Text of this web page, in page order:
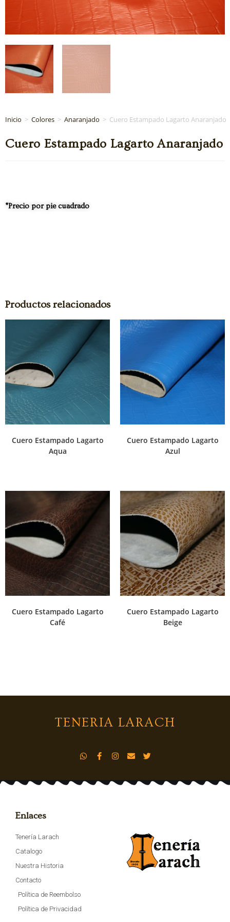
Inicio > Colores > Anaranjado > Cuero Estampado Lagarto Anaranjado
Cuero Estampado Lagarto Anaranjado
*Precio por pie cuadrado
Productos relacionados
Cuero Estampado Lagarto
Aqua
Cuero Estampado Lagarto
Azul
Cuero Estampado Lagarto
Café
Cuero Estampado Lagarto
Beige
TENERIA LARACH
Enlaces
Tenería Larach
Catalogo
Nuestra Historia
Contacto
Política de Reembolso
Política de Privacidad